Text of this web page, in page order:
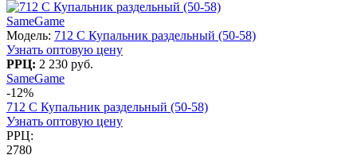
SameGame
Модель: 712 C Купальник раздельный (50-58)
Узнать оптовую цену
РРЦ: 2 230 руб.
SameGame
-12%
712 C Купальник раздельный (50-58)
Узнать оптовую цену
РРЦ:
2780